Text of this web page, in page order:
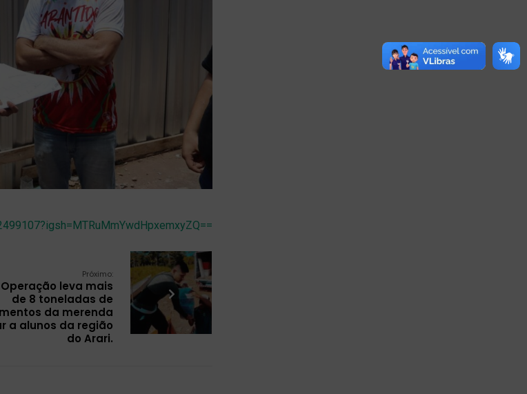
Próximo:
leva mais
de 8 toneladas de
da merenda
a alunos da região
do Arari.